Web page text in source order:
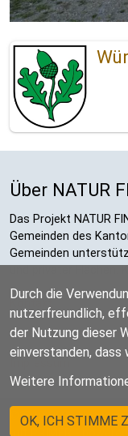
Über NATUR
Das Projekt NATUR
Gemeinden des
Gemeinden
Datenschutzerklärung
2018-2026
Durch die
nutzerfreundlich,
der Nutzung dieser
einverstanden, dass
Weitere
OK, ICH STIMME